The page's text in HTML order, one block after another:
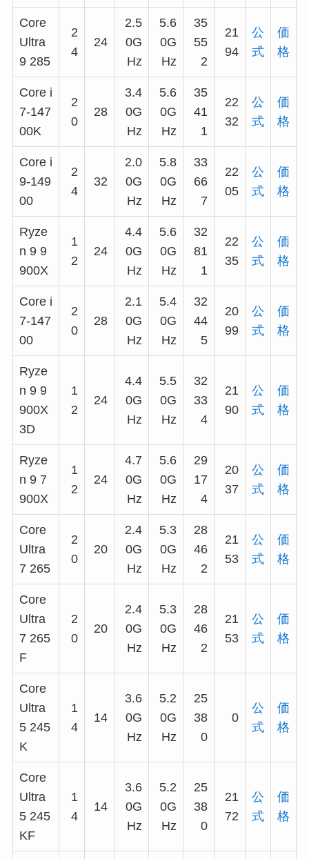
Core
Ultra
9 285
2
4
24
2.5
0G
Hz
5.6
0G
Hz
35
55
2
21
94
公
式
価
格
Core i
7-147
00K
2
0
28
3.4
0G
Hz
5.6
0G
Hz
35
41
1
22
32
公
式
価
格
Core i
9-149
00
2
4
32
2.0
0G
Hz
5.8
0G
Hz
33
66
7
22
05
公
式
価
格
Ryze
n 9 9
900X
1
2
24
4.4
0G
Hz
5.6
0G
Hz
32
81
1
22
35
公
式
価
格
Core i
7-147
00
2
0
28
2.1
0G
Hz
5.4
0G
Hz
32
44
5
20
99
公
式
価
格
Ryze
n 9 9
900X
3D
1
2
24
4.4
0G
Hz
5.5
0G
Hz
32
33
4
21
90
公
式
価
格
Ryze
n 9 7
900X
1
2
24
4.7
0G
Hz
5.6
0G
Hz
29
17
4
20
37
公
式
価
格
Core
Ultra
7 265
2
0
20
2.4
0G
Hz
5.3
0G
Hz
28
46
2
21
53
公
式
価
格
Core
Ultra
7 265
F
2
0
20
2.4
0G
Hz
5.3
0G
Hz
28
46
2
21
53
公
式
価
格
Core
Ultra
5 245
K
1
4
14
3.6
0G
Hz
5.2
0G
Hz
25
38
0
0
公
式
価
格
Core
Ultra
5 245
KF
1
4
14
3.6
0G
Hz
5.2
0G
Hz
25
38
0
21
72
公
式
価
格